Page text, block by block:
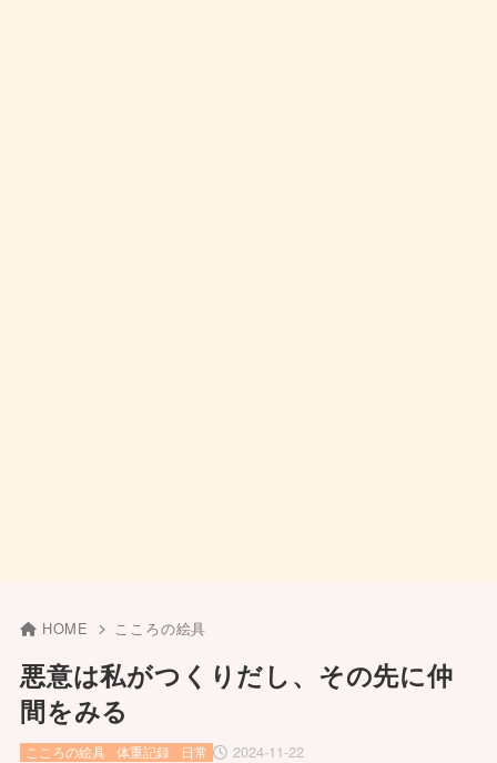
HOME こころの絵具
悪意は私がつくりだし、その先に仲
間をみる
2024-11-22
こころの絵具 体重記録 日常